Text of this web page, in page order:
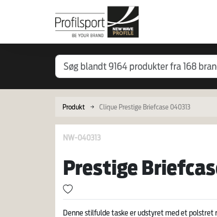
Produkt Clique Prestige Briefcase 040313
NW-040313
Prestige
Denne stilfulde taske er udstyret med et polstret